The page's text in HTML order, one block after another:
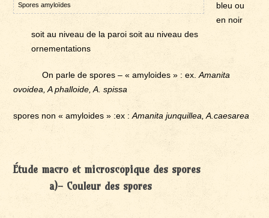
Spores amyloïdes
bleu ou
en noir
soit au niveau de la paroi soit au niveau des
ornementations
On parle de spores – « amyloides » : ex.Amanita
ovoidea, A phalloide, A. spissa
spores non « amyloides » :ex :Amanita junquillea, A.caesarea
Étude macro et microscopique des spores
a)- Couleur des spores